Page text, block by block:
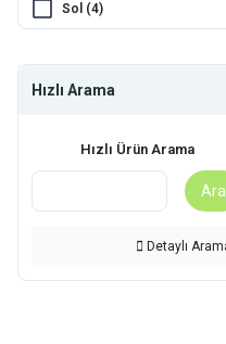
Sol (4)
Hızlı Arama
Hızlı Ürün Arama
Ara
Detaylı